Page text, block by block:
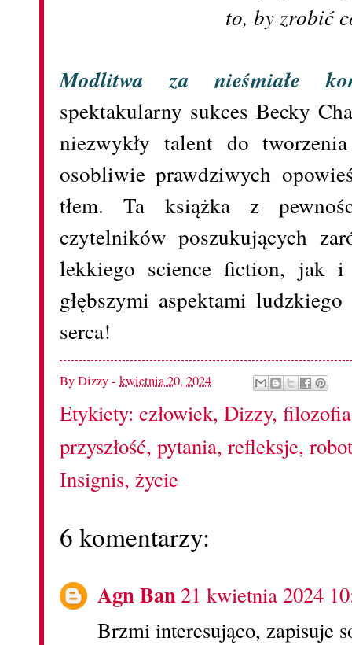
to, by zrobić
Modlitwa za nieśmiałe
spektakularny sukces Becky
niezwykły talent do
osobliwie prawdziwych
tłem. Ta książka z
czytelników poszukujących
lekkiego science fiction, jak
głębszymi aspektami
serca!
ByDizzy- kwietnia 20, 2024
Etykiety: człowiek, Dizzy, filozofia
przyszłość, pytania, refleksje, robot
Insignis, życie
6 komentarzy:
Agn Ban21 kwietnia 2024
Brzmi interesująco, zapisuje